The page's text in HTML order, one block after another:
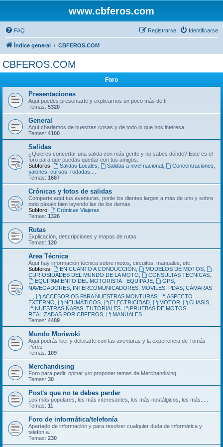
www.cbferos.com
FAQ Identificarse
Registrarse
Índice general CBFEROS.COM
CBFEROS.COM
Foro
Presentaciones
Aquí puedes presentarte y explicarnos un poco más de ti.
Temas: 5320
General
Aquí charlamos de nuestras cosas y de todo lo que nos interesa.
Temas: 4100
Salidas
¿Quieres concertar una salida con más gente y no sabes dónde? Este es el
foro para que puedas quedar con tus amigos.
Subforos:
Salidas Locales Salidas a nivel nacional,
Concentraciones,
salones, cursos, rodadas,...
Temas: 1687
Crónicas y fotos de salidas
Comparte aquí tus aventuras, ponle los dientes largos a más de uno y sobre
todo pásalo bien leyendo las de los demás.
Subforo:
Crónicas Viajeras
Temas: 1326
Rutas
Explicación, descripciones y mapas de rutas.
Temas: 120
Area Técnica
Aquí hay información técnica sobre motos, circuitos, manuales, etc.
Subforos:
EN CUANTO A CONDUCCIÓN MODELOS DE MOTOS,
CURIOSIDADES DEL MUNDO DE LA MOTO
CONSULTAS TÉCNICAS,
EQUIPAMIENTO DEL MOTORISTA - EQUIPAJE,
GPS,
NAVEGADORES, INTERCOMUNICADORES, MÓVILES, PDAS, CÁMARAS
ACCESORIOS PARA NUESTRAS MONTURAS,
ASPECTO
EXTERNO
NEUMÁTICOS, ELECTRICIDAD, MOTOR CHASIS
NUESTRAS ÑAPAS, TUTORIALES,
PRUEBAS DE MOTOS
REALIZADAS POR CBFEROS
MANUALES
Temas: 4489
Mundo Moriwoki
Aquí podrás leer y deleitarte con las aventuras y la experiencia de Tomás
Pérez
Temas: 109
Merchandising
Foro para pedir, opinar y/o proponer temas de Merchandising.
Temas: 30
Post's que no te debes perder
Los más populares, los más interesantes, los más nostálgicos, los más.....
Temas: 11
Foro de informática/telefonía
Apartado de información y para resolver cualquier duda de informática y
telefonía.
Temas: 230